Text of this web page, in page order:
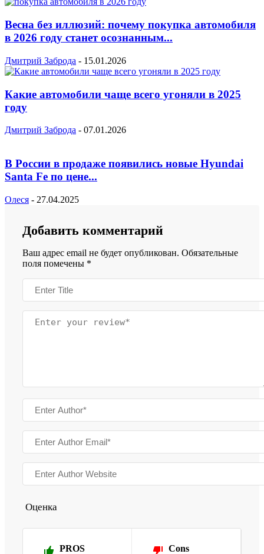
Весна без иллюзий: почему покупка автомобиля
в 2026 году станет осознанным...
Дмитрий Заброда - 15.01.2026
Какие автомобили чаще всего угоняли в 2025
году
Дмитрий Заброда - 07.01.2026
В России в продаже появились новые Hyundai
Santa Fe по цене...
Олеся - 27.04.2025
Добавить комментарий
Ваш адрес email не будет опубликован. Обязательные
поля помечены *
Оценка
PROS Cons